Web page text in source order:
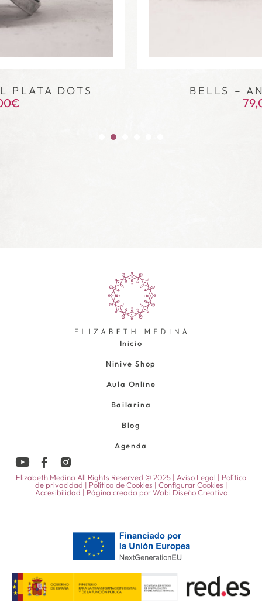
PLATA DOTS
€
BELLS –
Inicio
Ninive Shop
Aula Online
Bailarina
Blog
Agenda
Elizabeth Medina All Rights Reserved © 2025 | Aviso Legal | Política
de privacidad | Política de Cookies | Configurar Cookies |
Accesibilidad | Página creada porWabi Diseño Creativo